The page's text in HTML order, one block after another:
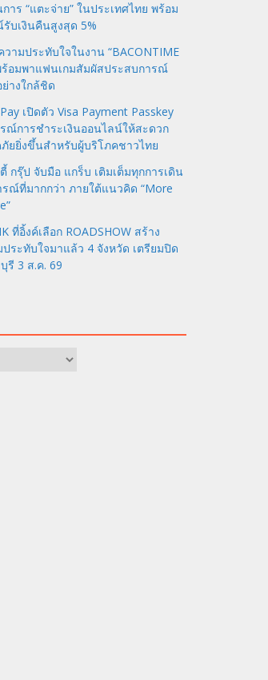
าร “แตะจ่าย” ในประเทศไทย พร้อม
บเงินคืนสูงสุด 5%
ามประทับใจในงาน “BACONTIME
ร้อมพาแฟนเกมสัมผัสประสบการณ์
างใกล้ชิด
เปิดตัว Visa Payment Passkey
ณ์การชำระเงินออนไลน์ให้สะดวก
ยยิ่งขึ้นสำหรับผู้บริโภคชาวไทย
กรุ๊ป จับมือ แกร็บ เติมเต็มทุกการเดิน
ณ์ที่มากกว่า ภายใต้แนวคิด “More
ที่อิ้งค์เลือก ROADSHOW สร้าง
ระทับใจมาแล้ว 4 จังหวัด เตรียมปิด
รี 3 ส.ค. 69